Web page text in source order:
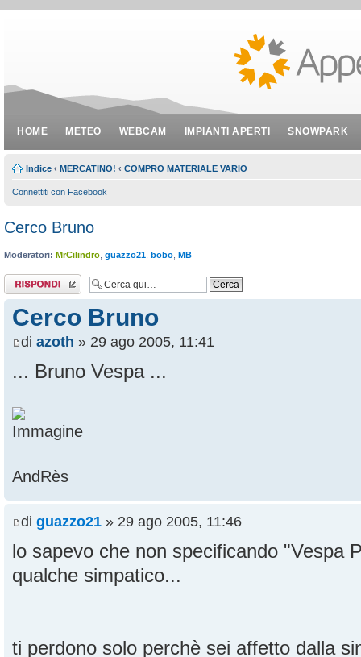
HOME METEO WEBCAM IMPIANTI APERTI SNOWPARK
Indice ‹ MERCATINO! ‹ COMPRO MATERIALE VARIO
Connettiti con Facebook
Cerco Bruno
Moderatori: MrCilindro guazzo21 bobo MB
Rispondi al
messaggio
Cerco Bruno
di azoth » 29 ago 2005, 11:41
... Bruno Vespa ...
AndRès
di guazzo21 » 29 ago 2005, 11:46
lo sapevo che non specificando "Vespa
qualche simpatico...
ti perdono solo perchè sei affetto dalla